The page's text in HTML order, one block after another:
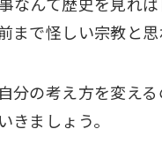
まで怪しい宗教と
分の考え方を変える
きましょう。